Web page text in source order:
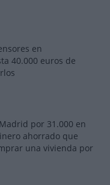
en
40.000 euros de
por 31.000 en
ahorrado que
una vivienda por